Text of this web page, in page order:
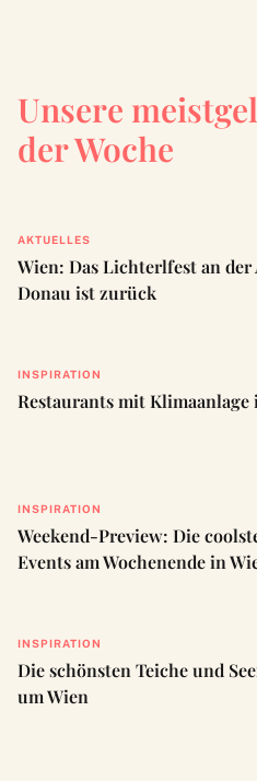
Unsere
der Woche
AKTUELLES
Wien: Das Lichterlfest an der
Donau ist zurück
INSPIRATION
Restaurants mit Klimaanlage
INSPIRATION
Weekend-Preview: Die
Events am Wochenende in
INSPIRATION
Die schönsten Teiche und
um Wien